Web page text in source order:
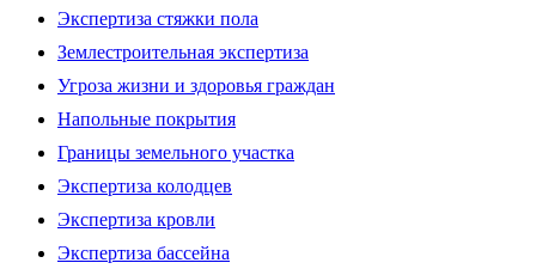
Экспертиза стяжки пола
Землестроительная экспертиза
Угроза жизни и здоровья граждан
Напольные покрытия
Границы земельного участка
Экспертиза колодцев
Экспертиза кровли
Экспертиза бассейна